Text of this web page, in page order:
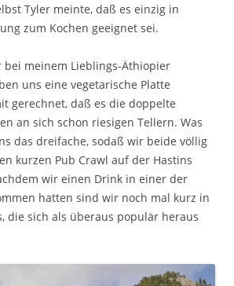
Tyler meinte, daß es einzig in
zum Kochen geeignet sei.
bei meinem Lieblings-Äthiopier
uns eine vegetarische Platte
gerechnet, daß es die doppelte
an sich schon riesigen Tellern. Was
das dreifache, sodaß wir beide völlig
kurzen Pub Crawl auf der Hastins
wir einen Drink in einer der
hatten sind wir noch mal kurz in
die sich als überaus populär heraus